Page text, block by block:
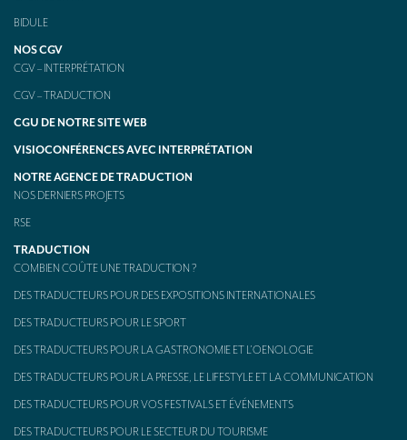
BIDULE
NOS CGV
CGV – INTERPRÉTATION
CGV – TRADUCTION
CGU DE NOTRE SITE WEB
VISIOCONFÉRENCES AVEC INTERPRÉTATION
NOTRE AGENCE DE TRADUCTION
NOS DERNIERS PROJETS
RSE
TRADUCTION
COMBIEN COÛTE UNE TRADUCTION ?
DES TRADUCTEURS POUR DES EXPOSITIONS INTERNATIONALES
DES TRADUCTEURS POUR LE SPORT
DES TRADUCTEURS POUR LA GASTRONOMIE ET L’OENOLOGIE
DES TRADUCTEURS POUR LA PRESSE, LE LIFESTYLE ET LA COMMUNICATION
DES TRADUCTEURS POUR VOS FESTIVALS ET ÉVÉNEMENTS
DES TRADUCTEURS POUR LE SECTEUR DU TOURISME